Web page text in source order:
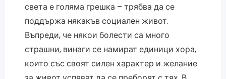
света е голяма грешка – трябва да се
поддържа някакъв социален живот.
Въпреди, че някои болести са много
страшни, винаги се намират единици хора,
които със своят силен характер и желание